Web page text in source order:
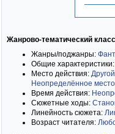
Жанрово-тематический
Жанры/поджанры:
Общие характеристики:
Место действия:
Неопределённое
Время действия:
Сюжетные ходы:
Линейность сюжета:
Возраст читателя: